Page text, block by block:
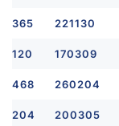
365 221130
120 170309
468 260204
204 200305